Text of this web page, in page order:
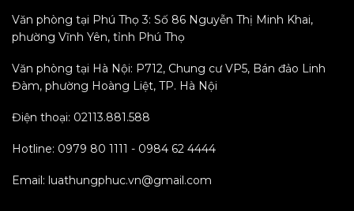
Văn phòng tại Phú Thọ 3: Số 86 Nguyễn Thị Minh Khai,
phường Vĩnh Yên, tỉnh Phú Thọ
Văn phòng tại Hà Nội: P712, Chung cư VP5, Bán đảo Linh
Đàm, phường Hoàng Liệt, TP. Hà Nội
Điện thoại: 02113.881.588
Hotline: 0979 80 1111 - 0984 62 4444
Email: luathungphuc.vn@gmail.com